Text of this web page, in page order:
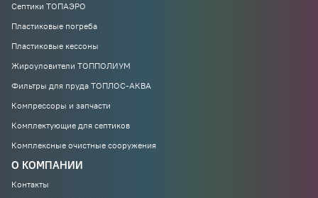
Септики ТОПАЭРО
Пластиковые погреба
Пластиковые кессоны
Жироуловители ТОППОЛИУМ
Фильтры для пруда ТОПЛОС-АКВА
Компрессоры и запчасти
Комплектующие для септиков
Комплексные очистные сооружения
О КОМПАНИИ
Контакты